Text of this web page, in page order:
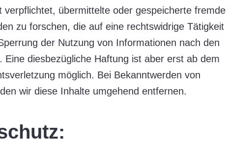
übermittelte oder gespeicherte fremde
zu forschen, die auf eine rechtswidrige Tätigkeit
der Nutzung von Informationen nach den
diesbezügliche Haftung ist aber erst ab dem
möglich. Bei Bekanntwerden von
wir diese Inhalte umgehend entfernen.